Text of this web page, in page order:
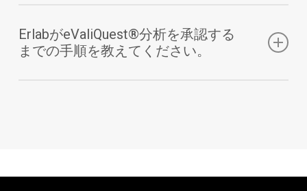
を入力するだけで、最新の分析結果が現状を正確に
反映します。
装置を登録すると、フィルター構成、寿命、交換日
など、フィルターに関するすべての情報を確認でき
ErlabがeValiQuest®分析を承認する
までの手順を教えてください。